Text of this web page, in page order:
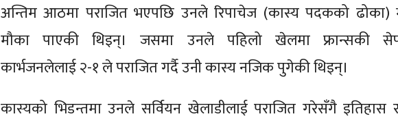
अन्तिम आठमा पराजित भएपछि उनले रिपाचेज (कास्य पदकको ढोका)
मौका पाएकी थिइन्। जसमा उनले पहिलो खेलमा फ्रान्सकी
कार्भजनलेलाई २-१ ले पराजित गर्दै उनी कास्य नजिक पुगेकी थिइन्।
कास्यको भिडन्तमा उनले सर्वियन खेलाडीलाई पराजित गरेसँगै इतिहास